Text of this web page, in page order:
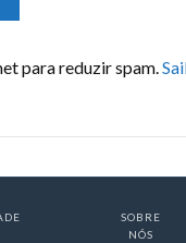
para reduzir spam.
SOBRE
NÓS